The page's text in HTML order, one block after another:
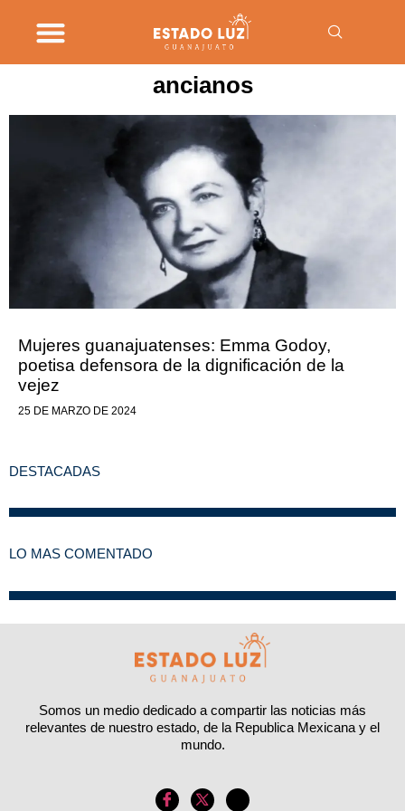
ancianos
Mujeres guanajuatenses: Emma Godoy,
poetisa defensora de la dignificación de la
vejez
25 DE MARZO DE 2024
DESTACADAS
LO MAS COMENTADO
Somos un medio dedicado a compartir las noticias más
relevantes de nuestro estado, de la Republica Mexicana y el
mundo.